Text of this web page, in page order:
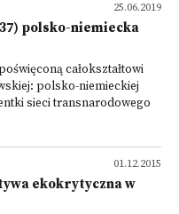
25.06.2019
polsko-niemiecka
całokształtowi
polsko-niemieckiej
sieci transnarodowego
01.12.2015
ekokrytyczna w